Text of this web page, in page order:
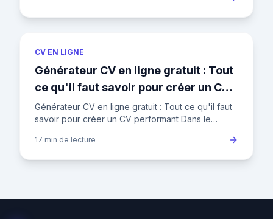
CV EN LIGNE
Générateur CV en ligne gratuit : Tout
ce qu'il faut savoir pour créer un CV
performant
Générateur CV en ligne gratuit : Tout ce qu'il faut
savoir pour créer un CV performant Dans le
un recruteur pass
17 min de lecture